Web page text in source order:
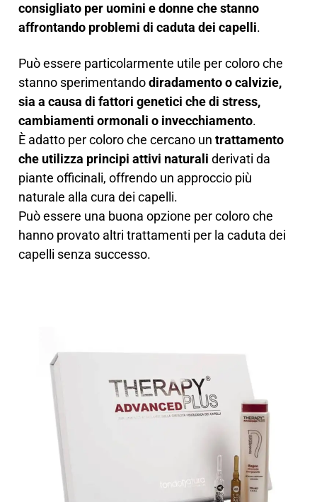
consigliato per uomini e donne che stanno
affrontando problemi di caduta dei capelli.
Può essere particolarmente utile per coloro che
stanno sperimentandodiradamento o calvizie,
sia a causa di fattori genetici che di stress,
cambiamenti ormonali o invecchiamento.
È adatto per coloro che cercano un trattamento
che utilizza principi attivi naturali derivati da
piante officinali, offrendo un approccio più
naturale alla cura dei capelli.
Può essere una buona opzione per coloro che
hanno provato altri trattamenti per la caduta dei
capelli senza successo.